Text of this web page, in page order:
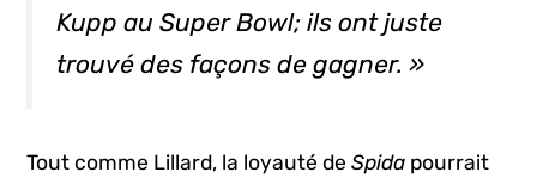
Kupp au Super Bowl; ils ont juste
trouvé des façons de gagner. »
Tout comme Lillard, la loyauté deSpida pourrait